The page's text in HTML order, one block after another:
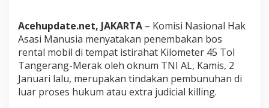
u
m
T
N
I
T
e
Acehupdate.net, JAKARTA – Komisi Nasional Hak
Asasi Manusia menyatakan penembakan bos
rental mobil di tempat istirahat Kilometer 45 Tol
Tangerang-Merak oleh oknum TNI AL, Kamis, 2
Januari lalu, merupakan tindakan pembunuhan di
luar proses hukum atau extra judicial killing.